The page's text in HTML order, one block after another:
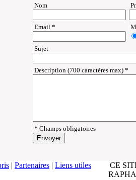
Nom
Email *
Sujet
Description (700 caractères max) *
* Champs obligatoires
| Partenaires | Liens utiles
CE